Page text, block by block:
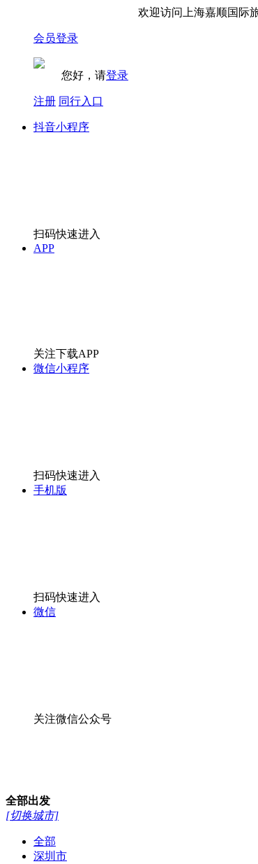
欢迎访问上海嘉顺国际旅
会员登录
您好，请登录
注册 同行入口
抖音小程序
扫码快速进入
APP
关注下载APP
微信小程序
扫码快速进入
手机版
扫码快速进入
微信
关注微信公众号
全部出发
[切换城市]
全部
深圳市